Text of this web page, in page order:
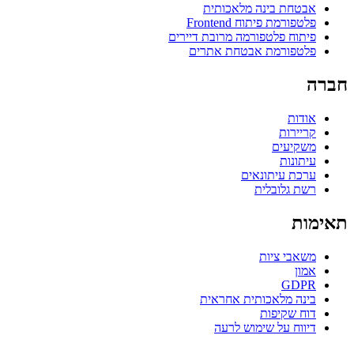
אבטחת בינה מלאכותית
פלטפורמת פיתוח Frontend
פיתוח פלטפורמה מרובת דיירים
פלטפורמת אבטחת אתרים
חברה
אודות
קריירות
משקיעים
עיתונות
ערכת עיתונאים
רשת גלובלית
תאימות
משאבי ציות
אמון
GDPR
בינה מלאכותית אחראית
דוח שקיפות
דיווח על שימוש לרעה